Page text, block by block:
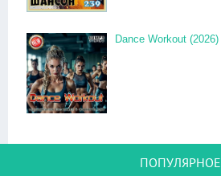
Dance Workout (2026)
ПОПУЛЯРНОЕ